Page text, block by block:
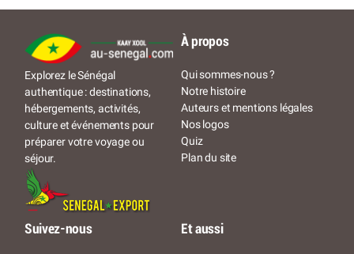
Explorez le Sénégal
authentique : destinations,
hébergements, activités,
culture et événements pour
préparer votre voyage ou
séjour.
À propos
Qui sommes-nous ?
Notre histoire
Auteurs et mentions légales
Nos logos
Quiz
Plan du site
Suivez-nous Et aussi